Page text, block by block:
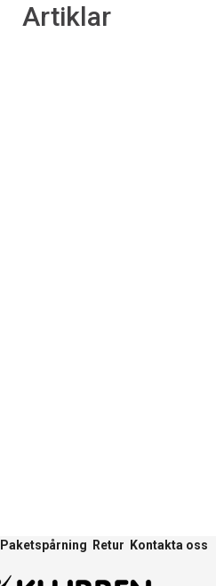
Artiklar
Paketspårning Retur Kontakta oss